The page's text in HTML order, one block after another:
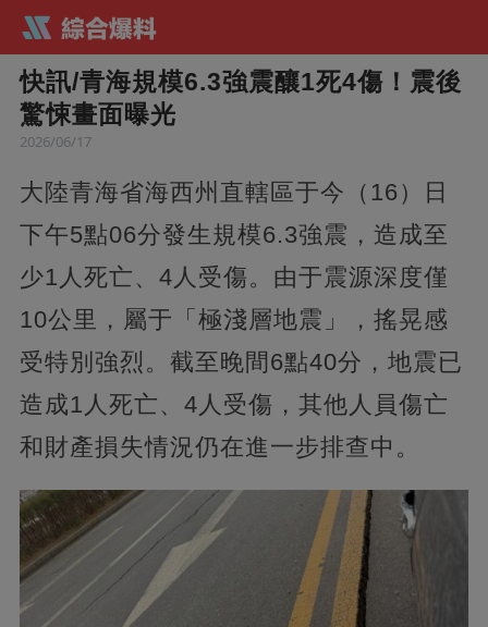
快訊/青海規模6.3強震釀1死4傷！震後
驚悚畫面曝光
2026/06/17
大陸青海省海西州直轄區于今（16）日
下午5點06分發生規模6.3強震，造成至
少1人死亡、4人受傷。由于震源深度僅
10公里，屬于「極淺層地震」，搖晃感
受特別強烈。截至晚間6點40分，地震已
造成1人死亡、4人受傷，其他人員傷亡
和財產損失情況仍在進一步排查中。